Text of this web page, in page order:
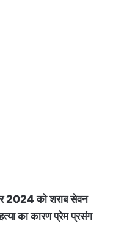
2024 को शराब सेवन
का कारण प्रेम प्रसंग